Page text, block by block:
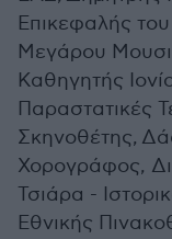
Επικεφαλής
Μεγάρου
Καθηγητής
Παραστατικές
Σκηνοθέτης,
Χορογράφος,
Τσιάρα -
Εθνικής